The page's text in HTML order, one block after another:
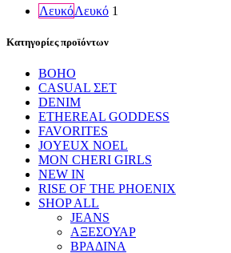
ΛευκόΛευκό 1
Κατηγορίες προϊόντων
BOHO
CASUAL ΣΕΤ
DENIM
ETHEREAL GODDESS
FAVORITES
JOYEUX NOEL
MON CHERI GIRLS
NEW IN
RISE OF THE PHOENIX
SHOP ALL
JEANS
ΑΞΕΣΟΥΑΡ
ΒΡΑΔΙΝΑ